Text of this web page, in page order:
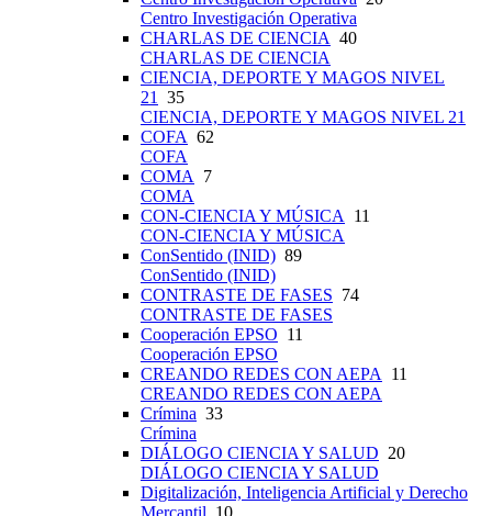
Centro Investigación Operativa
CHARLAS DE CIENCIA 40
CHARLAS DE CIENCIA
CIENCIA, DEPORTE Y MAGOS NIVEL
21
35
CIENCIA, DEPORTE Y MAGOS NIVEL 21
COFA 62
COFA
COMA
7
COMA
CON-CIENCIA Y MÚSICA
11
CON-CIENCIA Y MÚSICA
ConSentido (INID) 89
ConSentido (INID)
CONTRASTE DE FASES 74
CONTRASTE DE FASES
Cooperación EPSO 11
Cooperación EPSO
CREANDO REDES CON AEPA
11
CREANDO REDES CON AEPA
Crímina 33
Crímina
DIÁLOGO CIENCIA Y SALUD 20
DIÁLOGO CIENCIA Y SALUD
Digitalización, Inteligencia Artificial y Derecho